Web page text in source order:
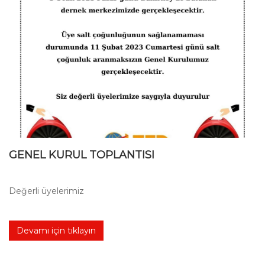
GENEL KURUL TOPLANTISI
Değerli üyelerimiz
Devamı için tıklayın